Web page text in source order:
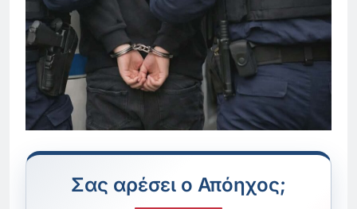
Σας αρέσει ο Απόηχος;